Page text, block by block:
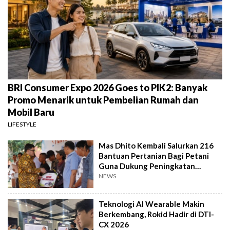
BRI Consumer Expo 2026 Goes to PIK2: Banyak
Promo Menarik untuk Pembelian Rumah dan
Mobil Baru
LIFESTYLE
Mas Dhito Kembali Salurkan 216
Bantuan Pertanian Bagi Petani
Guna Dukung Peningkatan
Produksi
NEWS
Teknologi AI Wearable Makin
Berkembang, Rokid Hadir di DTI-
CX 2026